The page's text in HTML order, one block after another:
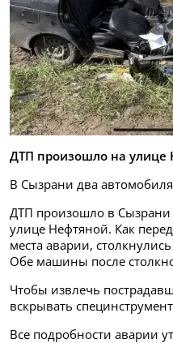
ДТП произошло на улице
В Сызрани два
ДТП произошло в
улице Нефтяной. Как
места аварии,
Обе машины после
Чтобы извлечь
вскрывать
Все подробности аварии